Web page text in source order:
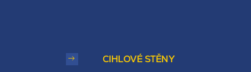
CIHLOVÉ STĚNY